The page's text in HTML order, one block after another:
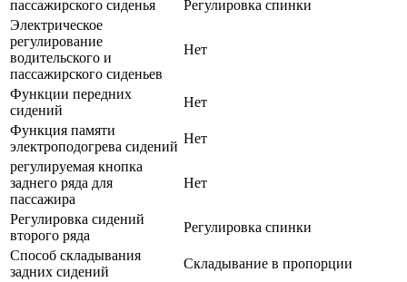
пассажирского сиденья
Регулировка спинки
Электрическое
регулирование
водительского и
пассажирского сиденьев
Нет
Функции передних
сидений
Нет
Функция памяти
электроподогрева сидений
Нет
регулируемая кнопка
заднего ряда для
пассажира
Нет
Регулировка сидений
второго ряда
Регулировка спинки
Способ складывания
задних сидений
Складывание в пропорции